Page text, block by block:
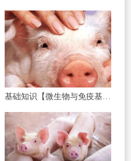
基础知识【微生物与免疫基础】